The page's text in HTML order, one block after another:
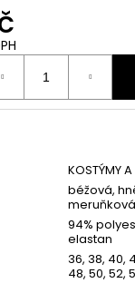
KOSTÝMY
béžová,
meruňková
94%
elastan
36, 38, 40,
48, 50, 52,